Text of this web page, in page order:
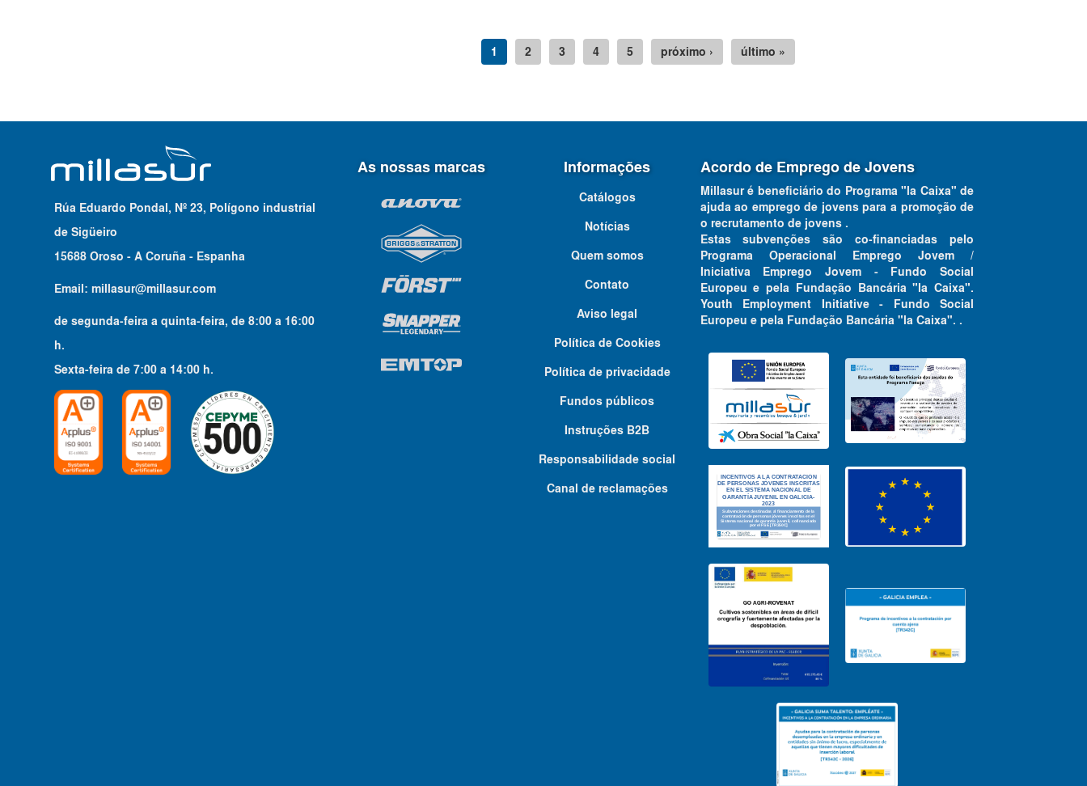
1 2 3 4 5 próximo › último »
Rúa Eduardo Pondal, Nº 23, Polígono industrial
de Sigüeiro
15688 Oroso - A Coruña - Espanha
Email:millasur@millasur.com
de segunda-feira a quinta-feira, de8:00 a 16:00
h.
Sexta-feira de7:00 a 14:00 h.
As nossas marcas Informações
Catálogos
Notícias
Quem somos
Contato
Aviso legal
Política de Cookies
Política de privacidade
Fundos públicos
Instruções B2B
Responsabilidade social
Canal de reclamações
Acordo de Emprego de Jovens
Millasur é beneficiário do Programa "la Caixa" de
ajuda ao emprego de jovens para a promoção de
o recrutamento de jovens .
Estas subvenções são co-financiadas pelo
Programa Operacional Emprego Jovem /
Iniciativa Emprego Jovem - Fundo Social
Europeu e pela Fundação Bancária "la Caixa".
Youth Employment Initiative - Fundo Social
Europeu e pela Fundação Bancária "la Caixa". .